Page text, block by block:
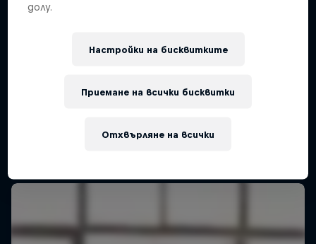
долу.
Настройки на бисквитките
Отхвърляне на всички
Приемане на всички бисквитки